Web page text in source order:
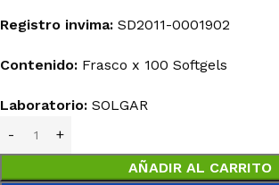
Registro invima: SD2011-0001902
Contenido: Frasco x 100 Softgels
Laboratorio: SOLGAR
AÑADIR AL CARRITO